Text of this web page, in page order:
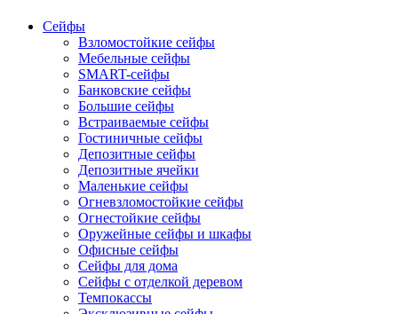
Сейфы
Взломостойкие сейфы
Мебельные сейфы
SMART-сейфы
Банковские сейфы
Большие сейфы
Встраиваемые сейфы
Гостиничные сейфы
Депозитные сейфы
Депозитные ячейки
Маленькие сейфы
Огневзломостойкие сейфы
Огнестойкие сейфы
Оружейные сейфы и шкафы
Офисные сейфы
Сейфы для дома
Сейфы с отделкой деревом
Темпокассы